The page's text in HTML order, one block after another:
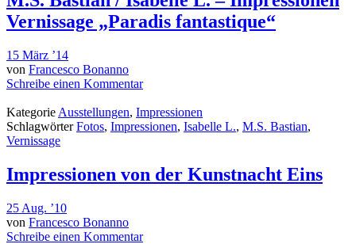
Vernissage „Paradis fantastique“
15 März ’14
von Francesco Bonanno
Schreibe einen Kommentar
Kategorie Ausstellungen, Impressionen
SchlagwörterFotos, Impressionen, Isabelle L., M.S. Bastian,
Vernissage
Impressionen von der Kunstnacht Eins
25 Aug. ’10
von Francesco Bonanno
Schreibe einen Kommentar